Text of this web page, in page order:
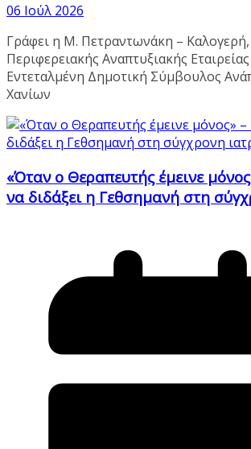
06 Ιούλ 2026
Γράφει η Μ. Πετραντωνάκη – Καλογερή,
Περιφερειακής Αναπτυξιακής
Εντεταλμένη Δημοτική Σύμβουλος
Χανίων
«Όταν ο Θεραπευτής έμεινε
να διδάξει η Γεθσημανή στη